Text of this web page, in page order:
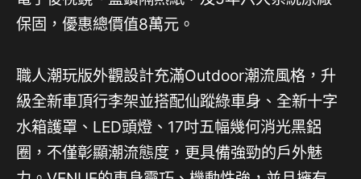
保固，優惠總價值8萬元。
職人潮玩版外觀設計充滿Outdoor潮流風格，升
級全新車頂行李架並搭配仙蹤綠車身、全新十字
水箱護罩、LED頭燈、17吋五幅幾何消光黑鋁
圈，不僅彰顯潮流態度，更具備強勁的戶外魅